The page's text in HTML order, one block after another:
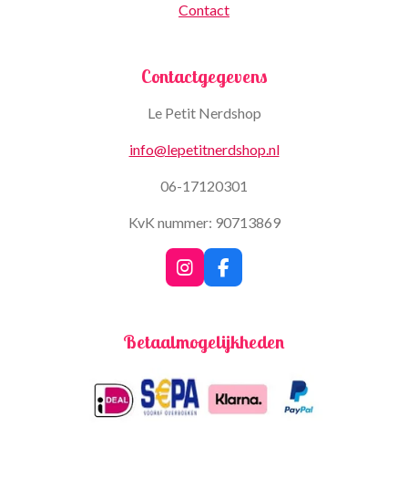
Contact
Contactgegevens
Le Petit Nerdshop
info@lepetitnerdshop.nl
06-17120301
KvK nummer: 90713869
I
n
a
r
a
m
F
a
b
k
Betaalmogelijkheden